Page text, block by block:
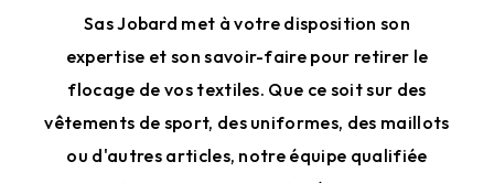
Sas Jobard met à votre disposition son
expertise et son savoir-faire pour retirer le
flocage de vos textiles. Que ce soit sur des
vêtements de sport, des uniformes, des maillots
ou d'autres articles, notre équipe qualifiée